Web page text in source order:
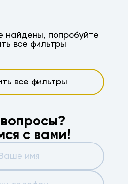
найдены, попробуйте
все фильтры
все фильтры
с вами!